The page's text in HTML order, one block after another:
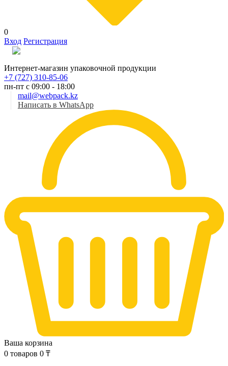
0
Вход Регистрация
Интернет-магазин упаковочной продукции
+7 (727) 310-85-06
пн-пт с 09:00 - 18:00
mail@webpack.kz
Написать в WhatsApp
Ваша корзина
0 товаров 0 ₸